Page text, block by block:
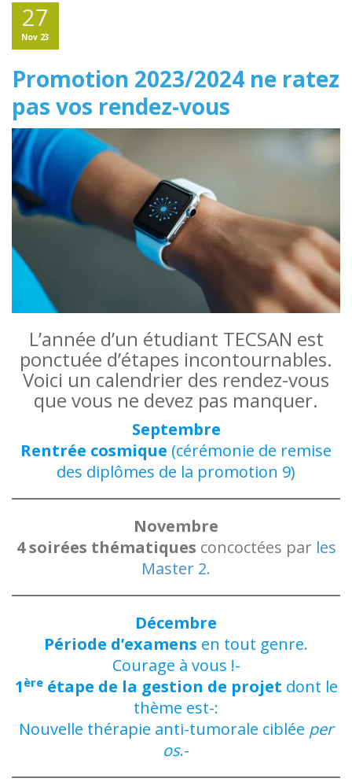
27
Nov 23
Promotion 2023/2024 ne ratez
pas vos rendez-vous
L’année d’un étudiant TECSAN est
ponctuée d’étapes incontournables.
Voici un calendrier des rendez-vous
que vous ne devez pas manquer.
Septembre
Rentrée cosmique (cérémonie de remise
des diplômes de la promotion 9)
Novembre
4 soirées thématiques concoctées par les
Master 2.
Décembre
Période d’examens en tout genre.
Courage à vous !-
1 èreétape de la gestion de projet dont le
thème est-:
Nouvelle thérapie anti-tumorale ciblée per
os.-